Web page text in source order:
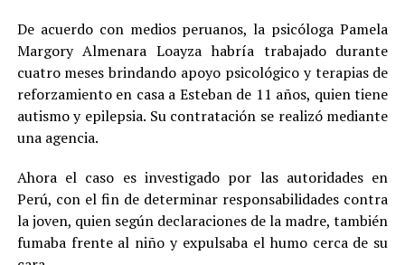
De acuerdo con medios peruanos, la psicóloga Pamela
Margory Almenara Loayza habría trabajado durante
cuatro meses brindando apoyo psicológico y terapias de
reforzamiento en casa a Esteban de 11 años, quien tiene
autismo y epilepsia. Su contratación se realizó mediante
una agencia.
Ahora el caso es investigado por las autoridades en
Perú, con el fin de determinar responsabilidades contra
la joven, quien según declaraciones de la madre, también
fumaba frente al niño y expulsaba el humo cerca de su